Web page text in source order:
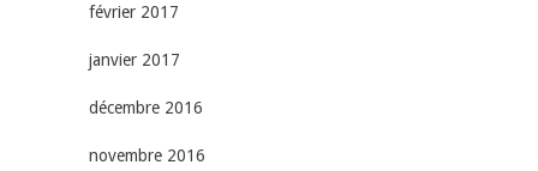
février 2017
janvier 2017
décembre 2016
novembre 2016